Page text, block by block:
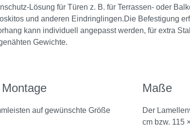
Lösung für Türen z. B. für Terrassen- oder
und anderen Eindringlingen.Die Befestigung
kann individuell angepasst werden, für extra
Gewichte.
auf gewünschte Größe
Maße
Der
cm bzw. 115